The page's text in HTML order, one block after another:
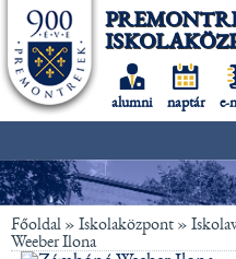
alumni naptár e-
Főoldal » Iskolaközpont »
Weeber Ilona